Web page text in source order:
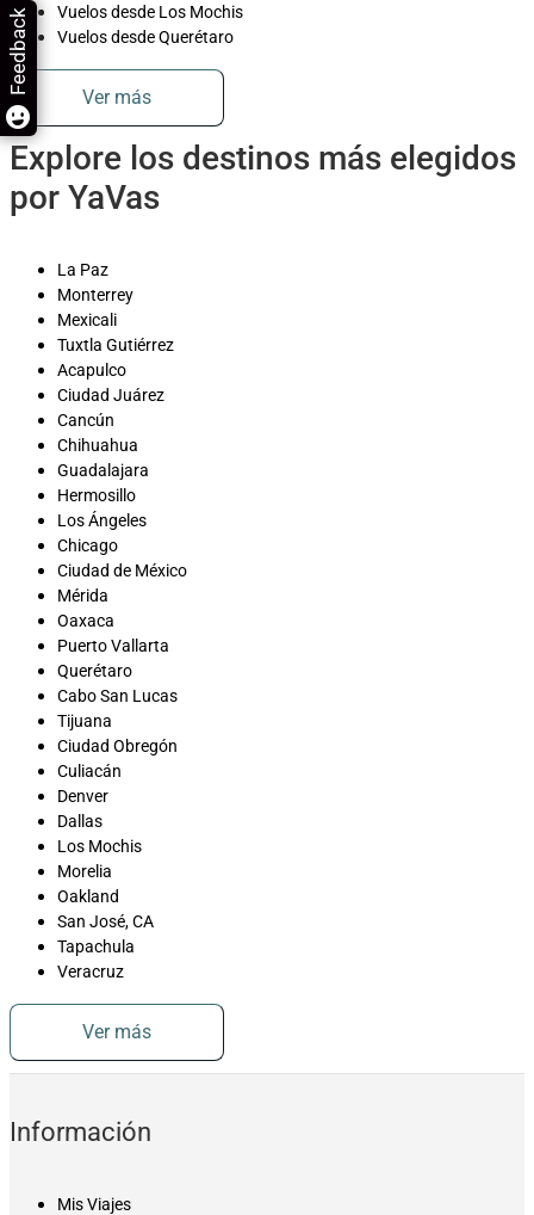
Vuelos desde Los Mochis
Vuelos desde Querétaro
Ver más
Explore los destinos más elegidos
por YaVas
La Paz
Monterrey
Mexicali
Tuxtla Gutiérrez
Acapulco
Ciudad Juárez
Cancún
Chihuahua
Guadalajara
Hermosillo
Los Ángeles
Chicago
Ciudad de México
Mérida
Oaxaca
Puerto Vallarta
Querétaro
Cabo San Lucas
Tijuana
Ciudad Obregón
Culiacán
Denver
Dallas
Los Mochis
Morelia
Oakland
San José, CA
Tapachula
Veracruz
Ver más
Información
Mis Viajes
Feedback